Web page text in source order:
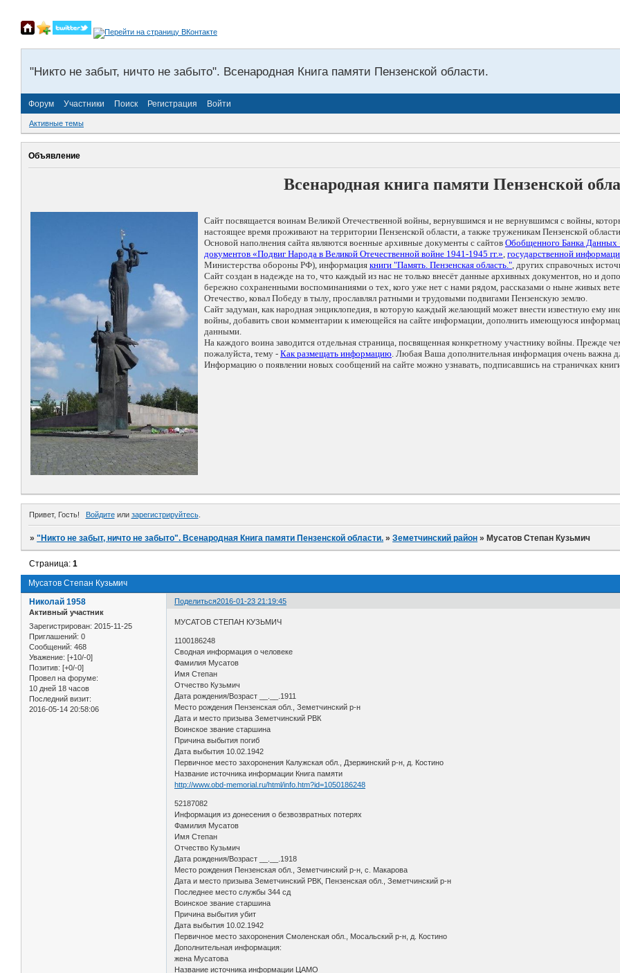
"Никто не забыт, ничто не забыто". Всенародная Книга памяти Пензенской области.
Форум Участники Поиск Регистрация Войти
Активные темы
Объявление
Всенародная книга памяти Пензенской
Сайт посвящается воинам Великой Отечественной войны, вернувшимся и не вернувшимся с войны,
настоящее время проживают на территории Пензенской области, а также труженикам Пензенской
Основой наполнения сайта являются военные архивные документы с сайтов Обобщенного Банка
документов «Подвиг Народа в Великой Отечественной войне 1941-1945 гг.», государственной
Министерства обороны РФ), информация книги "Память. Пензенская область.", других справочных
Сайт создан в надежде на то, что каждый из нас не только внесёт данные архивных документов, но и
бережно сохраненными воспоминаниями о тех, кого уже нет с нами рядом, рассказами о ныне живых
Отечество, ковал Победу в тылу, прославлял ратными и трудовыми подвигами Пензенскую землю.
Сайт задуман, как народная энциклопедия, в которую каждый желающий может внести известную ему
войны, добавить свои комментарии к имеющейся на сайте информации, дополнить имеющуюся
данными.
На каждого воина заводится отдельная страница, посвященная конкретному участнику войны. Прежде
пожалуйста, тему - Как размещать информацию. Любая Ваша дополнительная информация очень важна
Информацию о появлении новых сообщений на сайте можно узнавать, подписавшись на страничках
Привет, Гость! Войдитеили зарегистрируйтесь.
»"Никто не забыт, ничто не забыто". Всенародная Книга памяти Пензенской области. »Земетчинский район » Мусатов Степан Кузьмич
Мусатов Степан Кузьмич
Страница:1
Поделиться2016-01-23 21:19:45
Николай 1958
Активный участник
Зарегистрирован: 2015-11-25
Приглашений: 0
Сообщений: 468
Уважение: [+10/-0]
Позитив: [+0/-0]
Провел на форуме:
10 дней 18 часов
Последний визит:
2016-05-14 20:58:06
МУСАТОВ СТЕПАН КУЗЬМИЧ
1100186248
Сводная информация о человеке
Фамилия Мусатов
Имя Степан
Отчество Кузьмич
Дата рождения/Возраст __.__.1911
Место рождения Пензенская обл., Земетчинский р-н
Дата и место призыва Земетчинский РВК
Воинское звание старшина
Причина выбытия погиб
Дата выбытия 10.02.1942
Первичное место захоронения Калужская обл., Дзержинский р-н, д. Костино
Название источника информации Книга памяти
http://www.obd-memorial.ru/html/info.htm?id=1050186248
52187082
Информация из донесения о безвозвратных потерях
Фамилия Мусатов
Имя Степан
Отчество Кузьмич
Дата рождения/Возраст __.__.1918
Место рождения Пензенская обл., Земетчинский р-н, с. Макарова
Дата и место призыва Земетчинский РВК, Пензенская обл., Земетчинский р-н
Последнее место службы 344 сд
Воинское звание старшина
Причина выбытия убит
Дата выбытия 10.02.1942
Первичное место захоронения Смоленская обл., Мосальский р-н, д. Костино
Дополнительная информация:
жена Мусатова
Название источника информации ЦАМО